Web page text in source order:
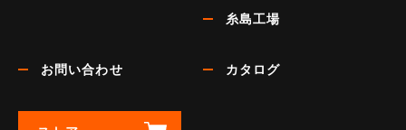
糸島工場
お問い合わせ カタログ